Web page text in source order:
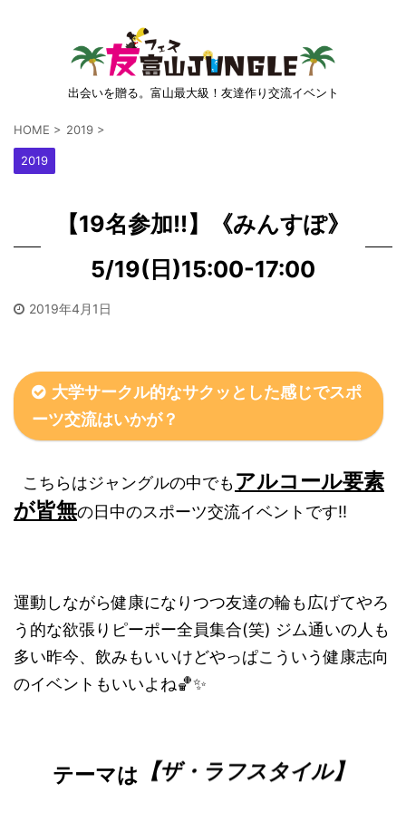
出会いを贈る。富山最大級！友達作り交流イベント
HOME > 2019 >
2019
【19名参加!!】《みんすぽ》
5/19(日)15:00-17:00
2019年4月1日
大学サークル的なサクッとした感じでスポ
ーツ交流はいかが？
こちらはジャングルの中でもアルコール要素
が皆無の日中のスポーツ交流イベントです!!
運動しながら健康になりつつ友達の輪も広げてやろ
う的な欲張りピーポー全員集合(笑) ジム通いの人も
多い昨今、飲みもいいけどやっぱこういう健康志向
のイベントもいいよね🏀✨
テーマは 【ザ・ラフスタイル】